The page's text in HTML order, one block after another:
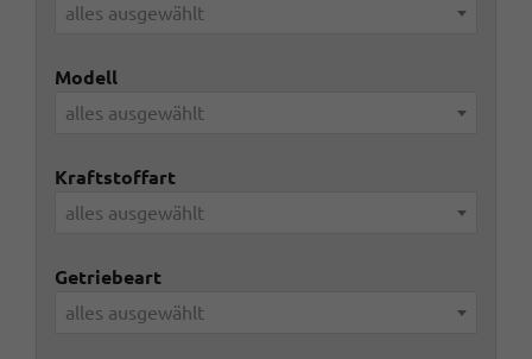
alles ausgewählt
Modell
alles ausgewählt
Kraftstoffart
alles ausgewählt
Getriebeart
alles ausgewählt